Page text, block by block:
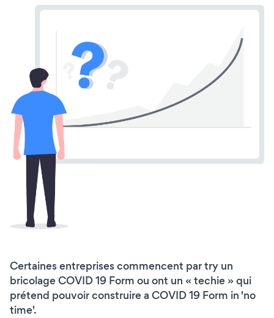
Certaines entreprises commencent par try un
bricolage COVID 19 Form ou ont un « techie » qui
prétend pouvoir construire a COVID 19 Form in 'no
time'.